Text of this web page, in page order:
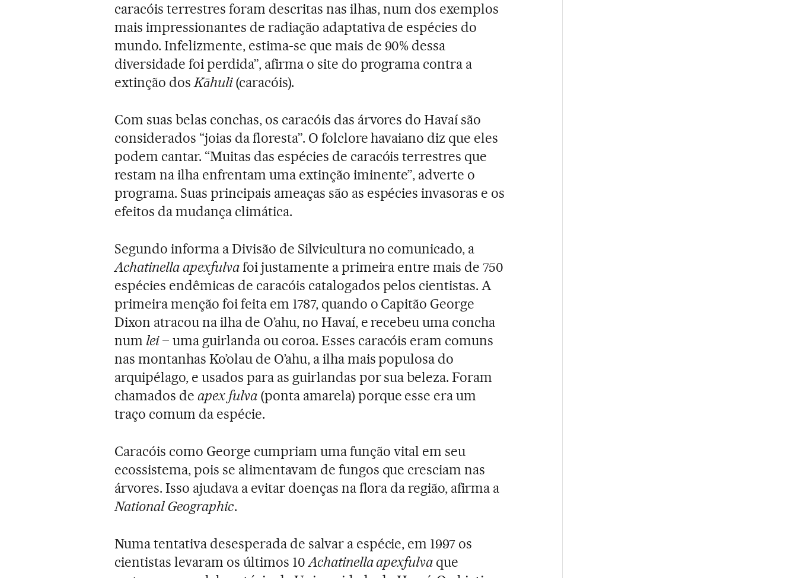
caracóis terrestres foram descritas nas ilhas, num dos exemplos
mais impressionantes de radiação adaptativa de espécies do
mundo. Infelizmente, estima-se que mais de 90% dessa
diversidade foi perdida”, afirma o site do programa contra a
extinção dosKāhuli(caracóis).
Com suas belas conchas, os caracóis das árvores do Havaí são
considerados “joias da floresta”. O folclore havaiano diz que eles
podem cantar. “Muitas das espécies de caracóis terrestres que
restam na ilha enfrentam uma extinção iminente”, adverte o
programa. Suas principais ameaças são as espécies invasoras e os
efeitos da mudança climática.
Segundo informa a Divisão de Silvicultura no comunicado, a
Achatinella apexfulvafoi justamente a primeira entre mais de 750
espécies endêmicas de caracóis catalogados pelos cientistas. A
primeira menção foi feita em 1787, quando o Capitão George
Dixon atracou na ilha de O’ahu, no Havaí, e recebeu uma concha
num lei– uma guirlanda ou coroa. Esses caracóis eram comuns
nas montanhas Ko’olau de O’ahu, a ilha mais populosa do
arquipélago, e usados para as guirlandas por sua beleza. Foram
chamados deapex fulva(ponta amarela) porque esse era um
traço comum da espécie.
Caracóis como George cumpriam uma função vital em seu
ecossistema, pois se alimentavam de fungos que cresciam nas
árvores. Isso ajudava a evitar doenças na flora da região, afirma a
National Geographic.
Numa tentativa desesperada de salvar a espécie, em 1997 os
cientistas levaram os últimos 10Achatinella apexfulva que